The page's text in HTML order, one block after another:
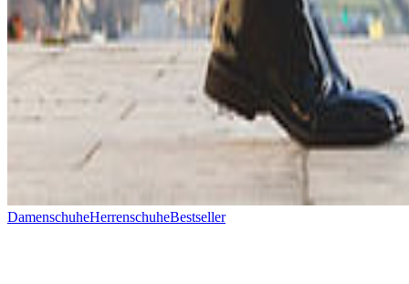
DamenschuheHerrenschuheBestseller